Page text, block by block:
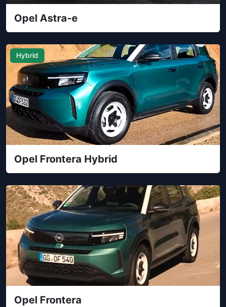
Opel Astra-e
Hybrid
Opel Frontera Hybrid
Opel Frontera